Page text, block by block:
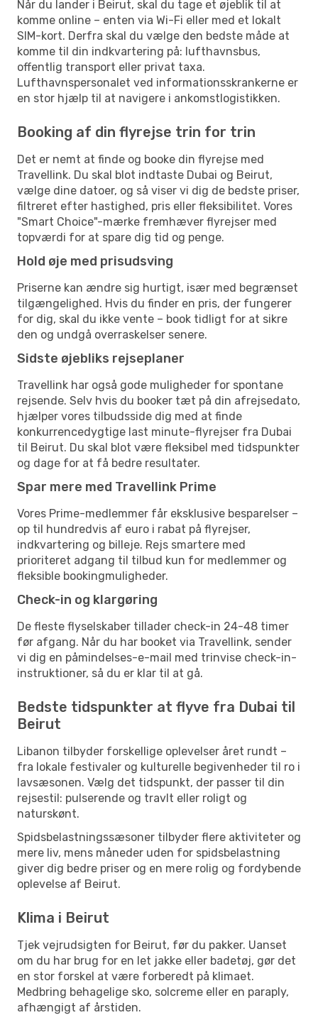
Når du lander i Beirut, skal du tage et øjeblik til at
komme online – enten via Wi-Fi eller med et lokalt
SIM-kort. Derfra skal du vælge den bedste måde at
komme til din indkvartering på: lufthavnsbus,
offentlig transport eller privat taxa.
Lufthavnspersonalet ved informationsskrankerne er
en stor hjælp til at navigere i ankomstlogistikken.
Booking af din flyrejse trin for trin
Det er nemt at finde og booke din flyrejse med
Travellink. Du skal blot indtaste Dubai og Beirut,
vælge dine datoer, og så viser vi dig de bedste priser,
filtreret efter hastighed, pris eller fleksibilitet. Vores
"Smart Choice"-mærke fremhæver flyrejser med
topværdi for at spare dig tid og penge.
Hold øje med prisudsving
Priserne kan ændre sig hurtigt, især med begrænset
tilgængelighed. Hvis du finder en pris, der fungerer
for dig, skal du ikke vente – book tidligt for at sikre
den og undgå overraskelser senere.
Sidste øjebliks rejseplaner
Travellink har også gode muligheder for spontane
rejsende. Selv hvis du booker tæt på din afrejsedato,
hjælper vores tilbudsside dig med at finde
konkurrencedygtige last minute-flyrejser fra Dubai
til Beirut. Du skal blot være fleksibel med tidspunkter
og dage for at få bedre resultater.
Spar mere med Travellink Prime
Vores Prime-medlemmer får eksklusive besparelser –
op til hundredvis af euro i rabat på flyrejser,
indkvartering og billeje. Rejs smartere med
prioriteret adgang til tilbud kun for medlemmer og
fleksible bookingmuligheder.
Check-in og klargøring
De fleste flyselskaber tillader check-in 24-48 timer
før afgang. Når du har booket via Travellink, sender
vi dig en påmindelses-e-mail med trinvise check-in-
instruktioner, så du er klar til at gå.
Bedste tidspunkter at flyve fra Dubai til
Beirut
Libanon tilbyder forskellige oplevelser året rundt –
fra lokale festivaler og kulturelle begivenheder til ro i
lavsæsonen. Vælg det tidspunkt, der passer til din
rejsestil: pulserende og travlt eller roligt og
naturskønt.
Spidsbelastningssæsoner tilbyder flere aktiviteter og
mere liv, mens måneder uden for spidsbelastning
giver dig bedre priser og en mere rolig og fordybende
oplevelse af Beirut.
Klima i Beirut
Tjek vejrudsigten for Beirut, før du pakker. Uanset
om du har brug for en let jakke eller badetøj, gør det
en stor forskel at være forberedt på klimaet.
Medbring behagelige sko, solcreme eller en paraply,
afhængigt af årstiden.